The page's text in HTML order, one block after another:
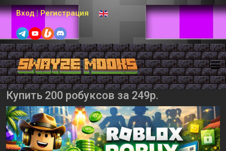
Вход | Регистрация Выберите язык
Купить 200 робуксов за 249р.